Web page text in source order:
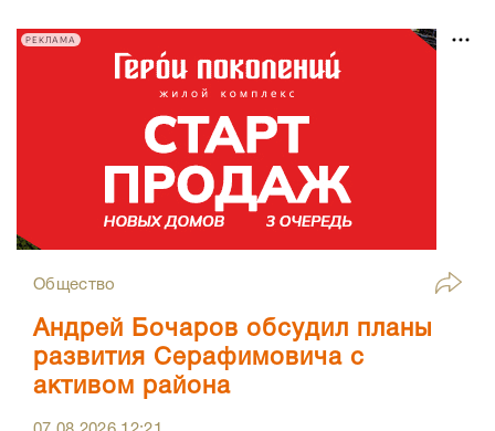
РЕКЛАМА
Общество
Андрей Бочаров обсудил планы
развития Серафимовича с
активом района